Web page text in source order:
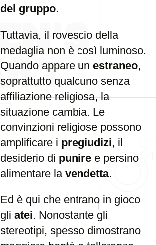
del gruppo.
Tuttavia, il rovescio della
medaglia non è così luminoso.
Quando appare un estraneo,
soprattutto qualcuno senza
affiliazione religiosa, la
situazione cambia. Le
convinzioni religiose possono
amplificare i pregiudizi, il
desiderio di punire e persino
alimentare la vendetta.
Ed è qui che entrano in gioco
gli atei. Nonostante gli
stereotipi, spesso dimostrano